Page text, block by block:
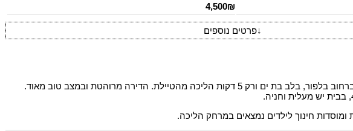
4,500₪
↓פרטים נוספים
דירת שלושה חדרים מטופחת ברחוב בלפור, בלב בת ים ורק 5 דקות הליכה מהטיילת. הדירה מרוהטת ובמצב טוב מאוד.
ומוסדות חינוך לילדים נמצאים במרחק הליכה.